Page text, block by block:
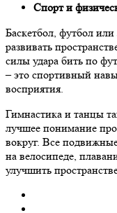
Спорт и
Баскетбол, футбол
развивать
силы удара бить по
–это спортивный
восприятия.
Гимнастика и танцы
лучшее понимание
вокруг. Все
на велосипеде,
улучшить